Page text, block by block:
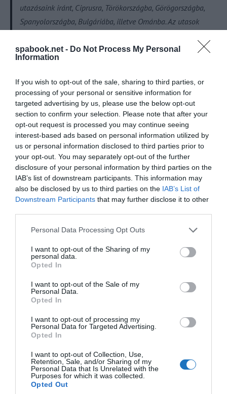
spabook.net - Do Not Process My Personal
Information
If you wish to opt-out of the sale, sharing to third parties, or
processing of your personal or sensitive information for
targeted advertising by us, please use the below opt-out
section to confirm your selection. Please note that after your
opt-out request is processed you may continue seeing
interest-based ads based on personal information utilized by
us or personal information disclosed to third parties prior to
your opt-out. You may separately opt-out of the further
disclosure of your personal information by third parties on the
IAB’s list of downstream participants. This information may
also be disclosed by us to third parties on the IAB’s List of
Downstream Participants that may further disclose it to other
Please note that this website/app uses one or more Google
not limited to your visit or usage behaviour. You may click to
grant or deny consent to Google and its third-party tags to
use your data for below specified purposes in below Google
consent section.
Personal Data Processing Opt Outs
I want to opt-out of the Sharing of my
personal data.
Opted In
I want to opt-out of the Sale of my
Personal Data.
Opted In
I want to opt-out of processing my
Personal Data for Targeted Advertising.
Opted In
I want to opt-out of Collection, Use,
Retention, Sale, and/or Sharing of my
Personal Data that Is Unrelated with the
Purposes for which it was collected.
Opted Out
utazásaink iránt, Ciprusra, Törökországba, Görögországba,
Spanyolországba, Bulgáriába, illetve Ománba. Az utasok
utazásainak kínálatát is várhatják.”
– mondta Tomáš Lazarov, a Hydrotour kereskedelmi
A Kassai repülőtér vezetése szerint az
500 ezres utaslétszám komoly
teljesítmény egy regionális légikikötő
esetében
„Félmillió történet, bőrönd, mosoly… Regionális repülőtérként
a mi kategóriánkban egyáltalán nem magától értetődő hét és
fél hónap alatt 500 ezer utast kiszolgálni. Nagy öröm
történetünk legforgalmasabb hónapját zártuk.”
– emelte ki Thomas Dworschak, a repülőtér
vezérigazgatója.
A nyári szezon még javában tart, a Kassai
repülőtér kínálata pedig rendkívül
Az utazási irodák 10 ország 18 úti célját
járat a horvátországi Zadarba, egészen október
végéig.A turizmus világának inspiráló
híreiértcsatlakozz csoportunkhoz